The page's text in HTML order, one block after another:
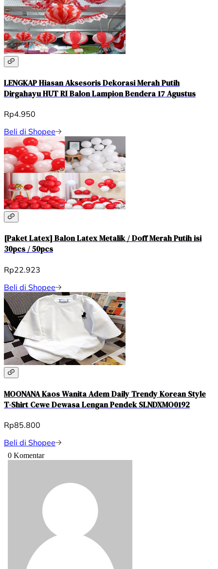
LENGKAP Hiasan Aksesoris Dekorasi Merah Putih
Dirgahayu HUT RI Balon Lampion Bendera 17 Agustus
Rp4.950
Beli di Shopee
[Paket Latex] Balon Latex Metalik / Doff Merah Putih isi
30pcs / 50pcs
Rp22.923
Beli di Shopee
MOONANA Kaos Wanita Adem Daily Trendy Korean Style
T-Shirt Cewe Dewasa Lengan Pendek SLNDXMO0192
Rp85.800
Beli di Shopee